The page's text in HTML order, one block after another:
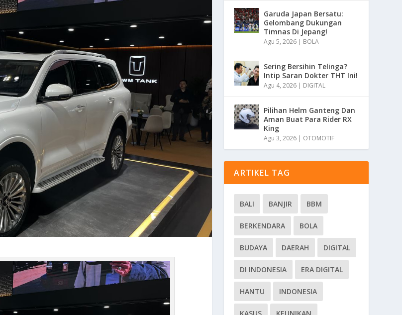
Garuda Japan Bersatu:
Gelombang Dukungan
Timnas Di Jepang!
Agu 5, 2026 | BOLA
Sering Bersihin Telinga?
Intip Saran Dokter THT Ini!
Agu 4, 2026 | DIGITAL
Pilihan Helm Ganteng Dan
Aman Buat Para Rider RX
King
Agu 3, 2026 | OTOMOTIF
ARTIKEL TAG
BALI BANJIR BBM
BERKENDARA BOLA
BUDAYA DAERAH DIGITAL
DI INDONESIA ERA DIGITAL
HANTU INDONESIA